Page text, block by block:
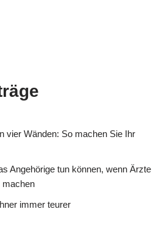
vier Wänden: So machen Sie Ihr
Angehörige tun können, wenn Ärzte
machen
immer teurer